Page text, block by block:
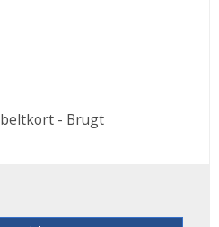
- Brugt